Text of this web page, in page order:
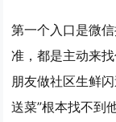
第一个入口是微
准，都是主动来
朋友做社区生鲜
送菜”根本找不到